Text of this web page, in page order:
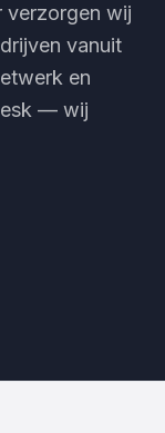
verzorgen wij
vanuit
en
— wij